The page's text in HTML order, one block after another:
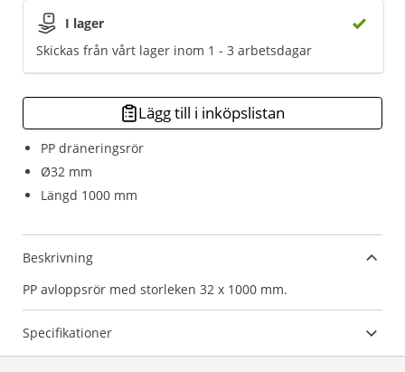
PP dräneringsrör
Ø32 mm
Längd 1000 mm
I lager
Skickas från vårt lager inom 1 - 3 arbetsdagar
Lägg till i inköpslistan
Beskrivning
PP avloppsrör med storleken 32 x 1000 mm.
Specifikationer